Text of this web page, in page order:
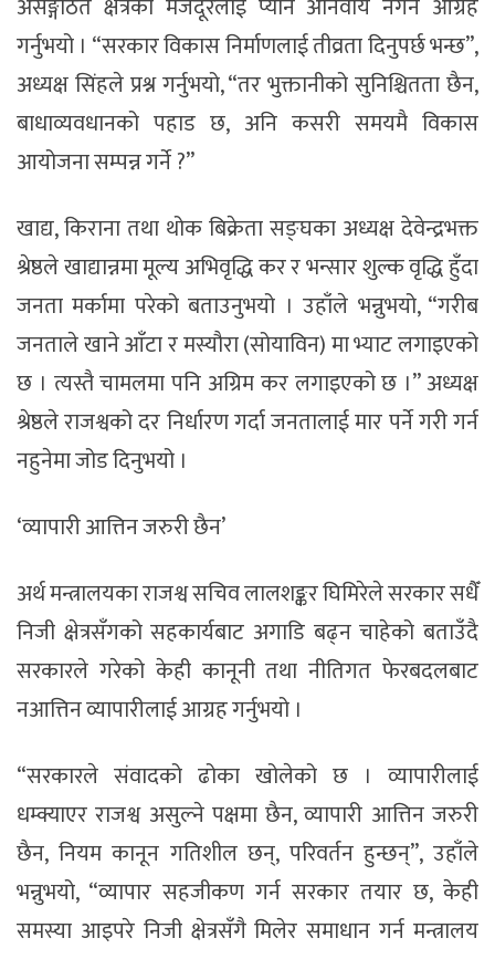
असङ्गठित क्षेत्रका मजदूरलाई प्यान अनिवार्य नगर्न आग्रह
गर्नुभयो । “सरकार विकास निर्माणलाई तीव्रता दिनुपर्छ भन्छ”,
अध्यक्ष सिंहले प्रश्न गर्नुभयो, “तर भुक्तानीको सुनिश्चितता छैन,
बाधाव्यवधानको पहाड छ, अनि कसरी समयमै विकास
आयोजना सम्पन्न गर्ने ?”
खाद्य, किराना तथा थोक बिक्रेता सङ्घका अध्यक्ष देवेन्द्रभक्त
श्रेष्ठले खाद्यान्नमा मूल्य अभिवृद्धि कर र भन्सार शुल्क वृद्धि हुँदा
जनता मर्कामा परेको बताउनुभयो । उहाँले भन्नुभयो, “गरीब
जनताले खाने आँटा र मस्यौरा (सोयाविन) मा भ्याट लगाइएको
छ । त्यस्तै चामलमा पनि अग्रिम कर लगाइएको छ ।” अध्यक्ष
श्रेष्ठले राजश्वको दर निर्धारण गर्दा जनतालाई मार पर्ने गरी गर्न
नहुनेमा जोड दिनुभयो ।
‘व्यापारी आत्तिन जरुरी छैन’
अर्थ मन्त्रालयका राजश्व सचिव लालशङ्कर घिमिरेले सरकार सधैँ
निजी क्षेत्रसँगको सहकार्यबाट अगाडि बढ्न चाहेको बताउँदै
सरकारले गरेको केही कानूनी तथा नीतिगत फेरबदलबाट
नआत्तिन व्यापारीलाई आग्रह गर्नुभयो ।
“सरकारले संवादको ढोका खोलेको छ । व्यापारीलाई
धम्क्याएर राजश्व असुल्ने पक्षमा छैन, व्यापारी आत्तिन जरुरी
छैन, नियम कानून गतिशील छन्, परिवर्तन हुन्छन्”, उहाँले
भन्नुभयो, “व्यापार सहजीकण गर्न सरकार तयार छ, केही
समस्या आइपरे निजी क्षेत्रसँगै मिलेर समाधान गर्न मन्त्रालय